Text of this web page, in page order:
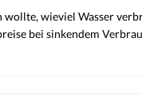
wieviel Wasser
bei sinkendem